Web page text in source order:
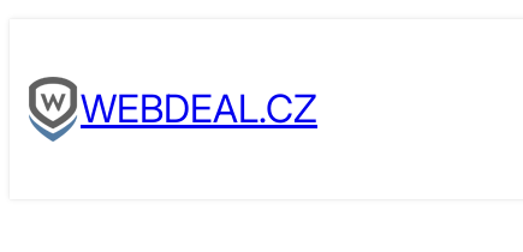
contentWEBDEAL.CZ